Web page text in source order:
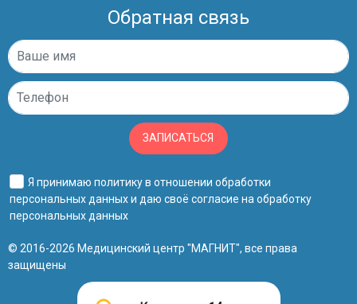
Обратная связь
ЗАПИСАТЬСЯ
Я принимаю политику в отношении обработки
персональных данныхи даю своё согласие на обработку
персональных данных
© 2016-2026 Медицинский центр "МАГНИТ", все права
защищены